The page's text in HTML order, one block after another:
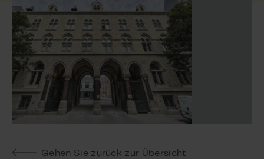
Gehen Sie zurück zur Übersicht